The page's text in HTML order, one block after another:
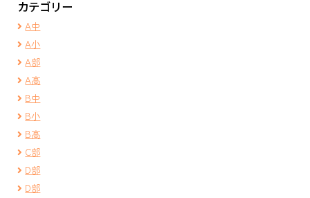
カテゴリー
A中
A小
A部
A高
B中
B小
B高
C部
D部
D部